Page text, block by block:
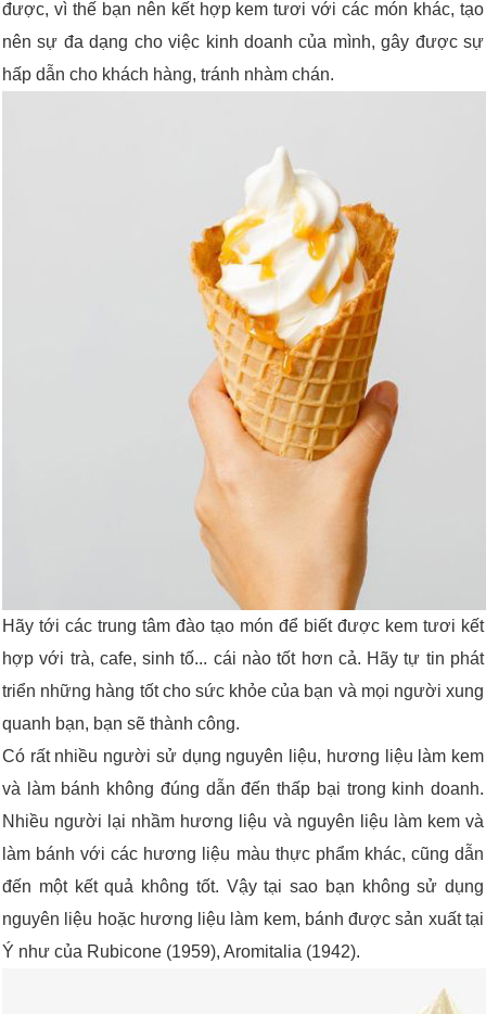
được, vì thế bạn nên kết hợp kem tươi với các món khác, tạo
nên sự đa dạng cho việc kinh doanh của mình, gây được sự
hấp dẫn cho khách hàng, tránh nhàm chán.
Hãy tới các trung tâm đào tạo món để biết được kem tươi kết
hợp với trà, cafe, sinh tố... cái nào tốt hơn cả. Hãy tự tin phát
triển những hàng tốt cho sức khỏe của bạn và mọi người xung
quanh bạn, bạn sẽ thành công.
Có rất nhiều người sử dụng nguyên liệu, hương liệu làm kem
và làm bánh không đúng dẫn đến thấp bại trong kinh doanh.
Nhiều người lại nhầm hương liệu và nguyên liệu làm kem và
làm bánh với các hương liệu màu thực phẩm khác, cũng dẫn
đến một kết quả không tốt. Vậy tại sao bạn không sử dụng
nguyên liệu hoặc hương liệu làm kem, bánh được sản xuất tại
Ý như của Rubicone (1959), Aromitalia (1942).